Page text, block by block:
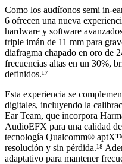
Como los audífonos semi in-
6 ofrecen una nueva
hardware y software
triple imán de 11 mm para
diafragma chapado en oro de
frecuencias altas en un 30%,
definidos.¹⁷
Esta experiencia se
digitales, incluyendo la
Ear Team, que incorpora
AudioEFX para una calidad
tecnología Qualcomm®
resolución y sin pérdida.¹⁸
adaptativo para mantener